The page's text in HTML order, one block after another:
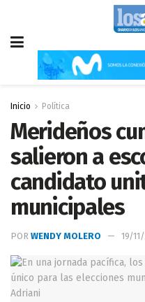
Inicio Política
Merideños
salieron a
candidato
municipales
POR WENDY MOLERO 19/